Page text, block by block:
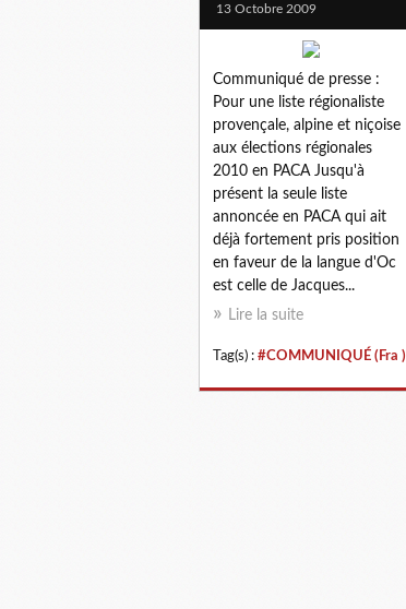
13 Octobre 2009
Communiqué de presse :
Pour une liste régionaliste
provençale, alpine et niçoise
aux élections régionales
2010 en PACA Jusqu'à
présent la seule liste
annoncée en PACA qui ait
déjà fortement pris position
en faveur de la langue d'Oc
est celle de Jacques...
Lire la suite
Tag(s) : #COMMUNIQUÉ (Fra )